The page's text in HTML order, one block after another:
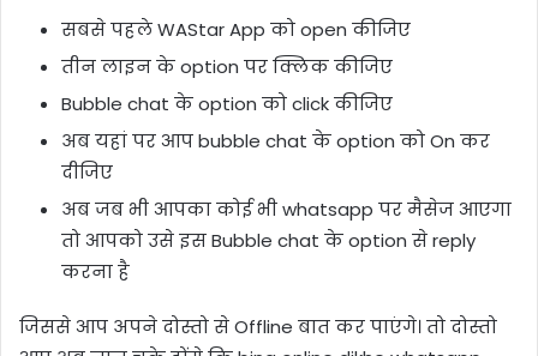
सबसे पहले WAStar App को open कीजिए
तीन लाइन के option पर क्लिक कीजिए
Bubble chat के option को click कीजिए
अब यहां पर आप bubble chat के option को On कर
दीजिए
अब जब भी आपका कोई भी whatsapp पर मैसेज आएगा
तो आपको उसे इस Bubble chat के option से reply
करना है
जिससे आप अपने दोस्तो से Offline बात कर पाएंगे। तो दोस्तो